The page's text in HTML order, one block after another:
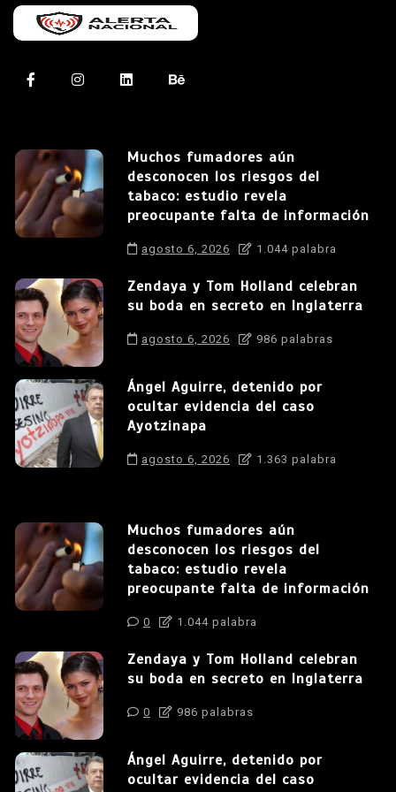
Muchos fumadores aún
desconocen los riesgos del
tabaco: estudio revela
preocupante falta de información
agosto 6, 2026 1.044 palabra
Zendaya y Tom Holland celebran
su boda en secreto en Inglaterra
agosto 6, 2026 986 palabras
Ángel Aguirre, detenido por
ocultar evidencia del caso
Ayotzinapa
agosto 6, 2026 1.363 palabra
Muchos fumadores aún
desconocen los riesgos del
tabaco: estudio revela
preocupante falta de información
0 1.044 palabra
Zendaya y Tom Holland celebran
su boda en secreto en Inglaterra
0 986 palabras
Ángel Aguirre, detenido por
ocultar evidencia del caso